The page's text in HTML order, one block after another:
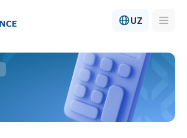
UZ
Kompaniya haqida
Kredit shartlari
Investorlar uchun
Yangiliklar